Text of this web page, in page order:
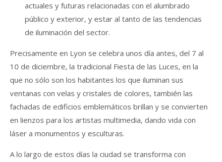
actuales y futuras relacionadas con el alumbrado
público y exterior, y estar al tanto de las tendencias
de iluminación del sector.
Precisamente en Lyon se celebra unos día antes, del 7 al
10 de diciembre, la tradicional Fiesta de las Luces, en la
que no sólo son los habitantes los que iluminan sus
ventanas con velas y cristales de colores, también las
fachadas de edificios emblemáticos brillan y se convierten
en lienzos para los artistas multimedia, dando vida con
láser a monumentos y esculturas.
A lo largo de estos días la ciudad se transforma con